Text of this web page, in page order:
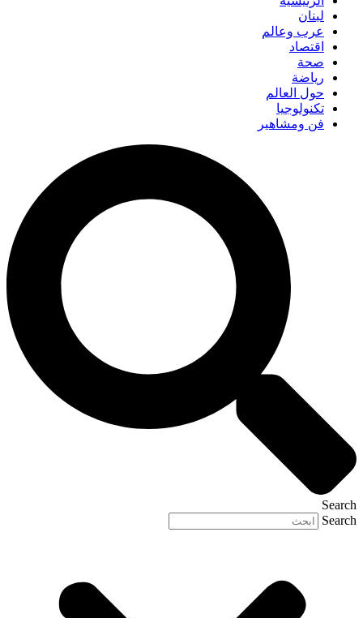
لبنان
عرب وعالم
اقتصاد
صحة
رياضة
حول العالم
تكنولوجيا
فن ومشاهير
Search
Search